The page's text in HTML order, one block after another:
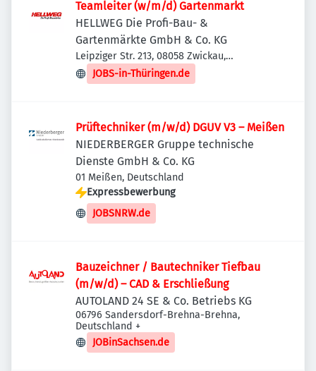
Teamleiter (w/m/d) Gartenmarkt
HELLWEG Die Profi-Bau- &
Gartenmärkte GmbH & Co. KG
Leipziger Str. 213, 08058 Zwickau,
Deutschland
JOBS-in-Thüringen.de
Prüftechniker (m/w/d) DGUV V3 – Meißen
NIEDERBERGER Gruppe technische
Dienste GmbH & Co. KG
01 Meißen, Deutschland
Expressbewerbung
JOBSNRW.de
Bauzeichner / Bautechniker Tiefbau
(m/w/d) – CAD & Erschließung
AUTOLAND 24 SE & Co. Betriebs KG
06796 Sandersdorf-Brehna-Brehna,
Deutschland +
JOBinSachsen.de